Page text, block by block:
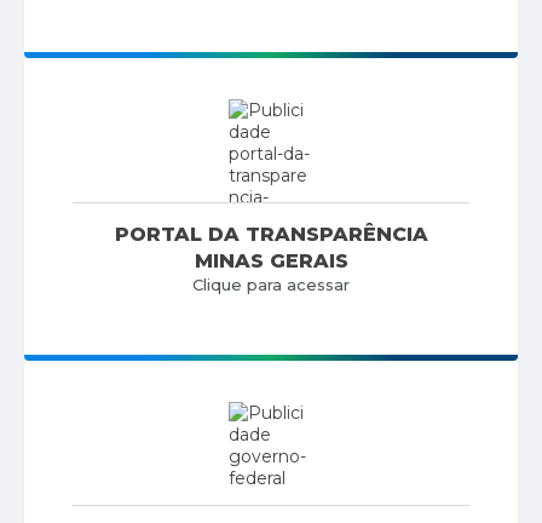
PORTAL DA TRANSPARÊNCIA
MINAS GERAIS
Clique para acessar